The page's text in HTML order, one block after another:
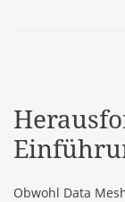
Obwohl Data